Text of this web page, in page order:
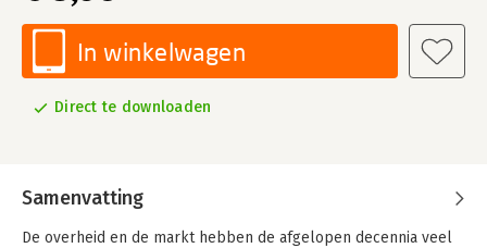
In winkelwagen
Direct te downloaden
Samenvatting
De overheid en de markt hebben de afgelopen decennia veel